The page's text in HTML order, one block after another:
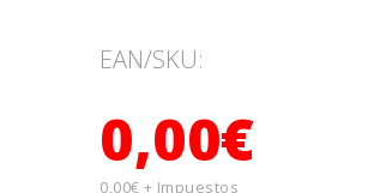
EAN/SKU:
0,00€
0,00€ + Impuestos